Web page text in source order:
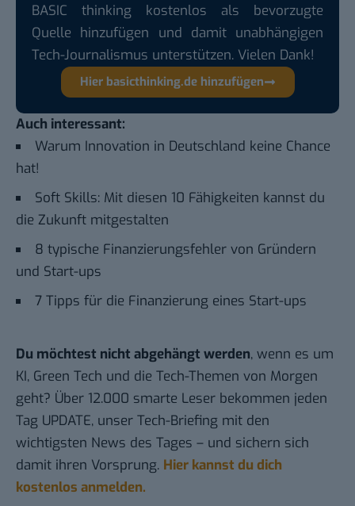
BASIC thinking kostenlos als bevorzugte
Quelle hinzufügen und damit unabhängigen
Tech-Journalismus unterstützen. Vielen Dank!
Hier basicthinking.de hinzufügen
Auch interessant:
Warum Innovation in Deutschland keine Chance
hat!
Soft Skills: Mit diesen 10 Fähigkeiten kannst du
die Zukunft mitgestalten
8 typische Finanzierungsfehler von Gründern
und Start-ups
7 Tipps für die Finanzierung eines Start-ups
Du möchtest nicht abgehängt werden, wenn es um
KI, Green Tech und die Tech-Themen von Morgen
geht? Über 12.000 smarte Leser bekommen jeden
Tag UPDATE, unser Tech-Briefing mit den
wichtigsten News des Tages – und sichern sich
damit ihren Vorsprung. Hier kannst du dich
kostenlos anmelden.